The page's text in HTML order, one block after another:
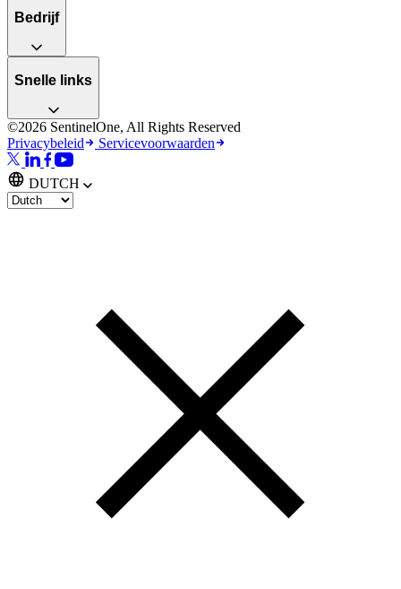
Bedrijf
Snelle links
©2026 SentinelOne, All Rights Reserved
Privacybeleid
Servicevoorwaarden
DUTCH